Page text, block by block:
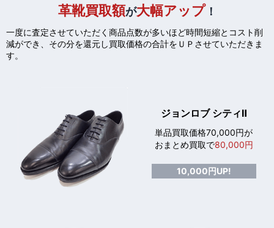
革靴買取額が大幅アップ！
一度に査定させていただく商品点数が多いほど時間短縮とコスト削
減ができ、 その分を還元し買取価格の合計をＵＰさせていただきま
す。
ジョンロブ シティⅡ
単品買取価格70,000円が
おまとめ買取で80,000円
10,000円UP!